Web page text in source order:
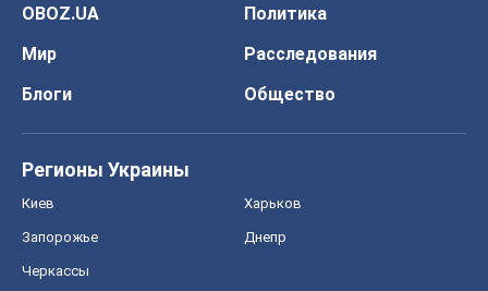
OBOZ.UA
Политика
Мир
Расследования
Блоги
Общество
Регионы Украины
Киев Харьков
Запорожье Днепр
Черкассы